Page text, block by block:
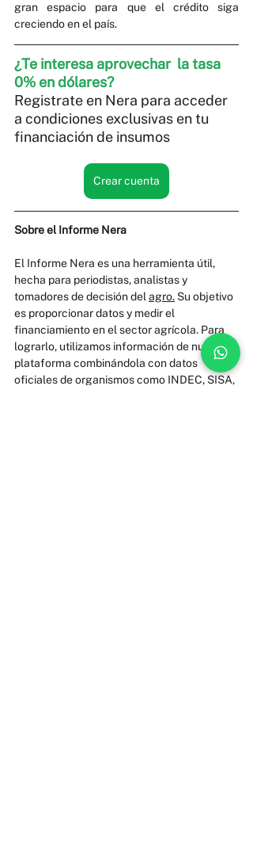
gran espacio para que el crédito siga
creciendo en el país.
¿Te interesa aprovechar  la tasa
0% en dólares?
Registrate en Nera para acceder
a condiciones exclusivas en tu
financiación de insumos
Crear cuenta
Sobre el Informe Nera
El Informe Nera es una herramienta útil,
hecha para periodistas, analistas y
tomadores de decisión del agro. Su objetivo
es proporcionar datos y medir el
financiamiento en el sector agrícola. Para
lograrlo, utilizamos información de nuestra
plataforma combinándola con datos
oficiales de organismos como INDEC, SISA,